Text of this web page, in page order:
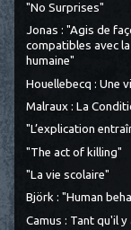
"No Surprises"
Jonas : "Agis de
compatibles avec
humaine"
Houellebecq : Une
Malraux : La
"L’explication
"The act of killing"
"La vie scolaire"
Björk : "Human
Camus : Tant qu'il